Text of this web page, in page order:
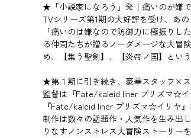
★「小説家になろう」発！痛いのが嫌
TVシリーズ第1期の大好評を受け、あ
「痛いのは嫌なので防御力に極振り
る仲間たちが贈るノーダメージな大冒
め、【集う聖剣】、【炎帝ノ国】とい
★第１期に引き続き、豪華スタッフ×ス
監督は『Fate/kaleid liner プリズマ☆イ
『Fate/kaleid liner プリズマ☆イリヤ
制作は数々の話題作・人気作を生み出
りなすノンストレス大冒険ストーリー